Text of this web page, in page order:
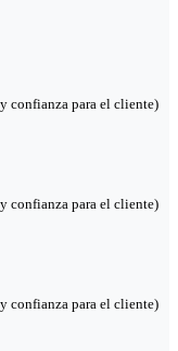
confianza para el cliente)
confianza para el cliente)
confianza para el cliente)